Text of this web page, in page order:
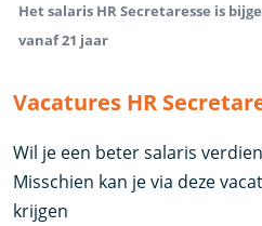
Het salaris HR Secretaresse is
vanaf 21 jaar
Vacatures HR
Wil je een beter salaris
Misschien kan je via deze
krijgen